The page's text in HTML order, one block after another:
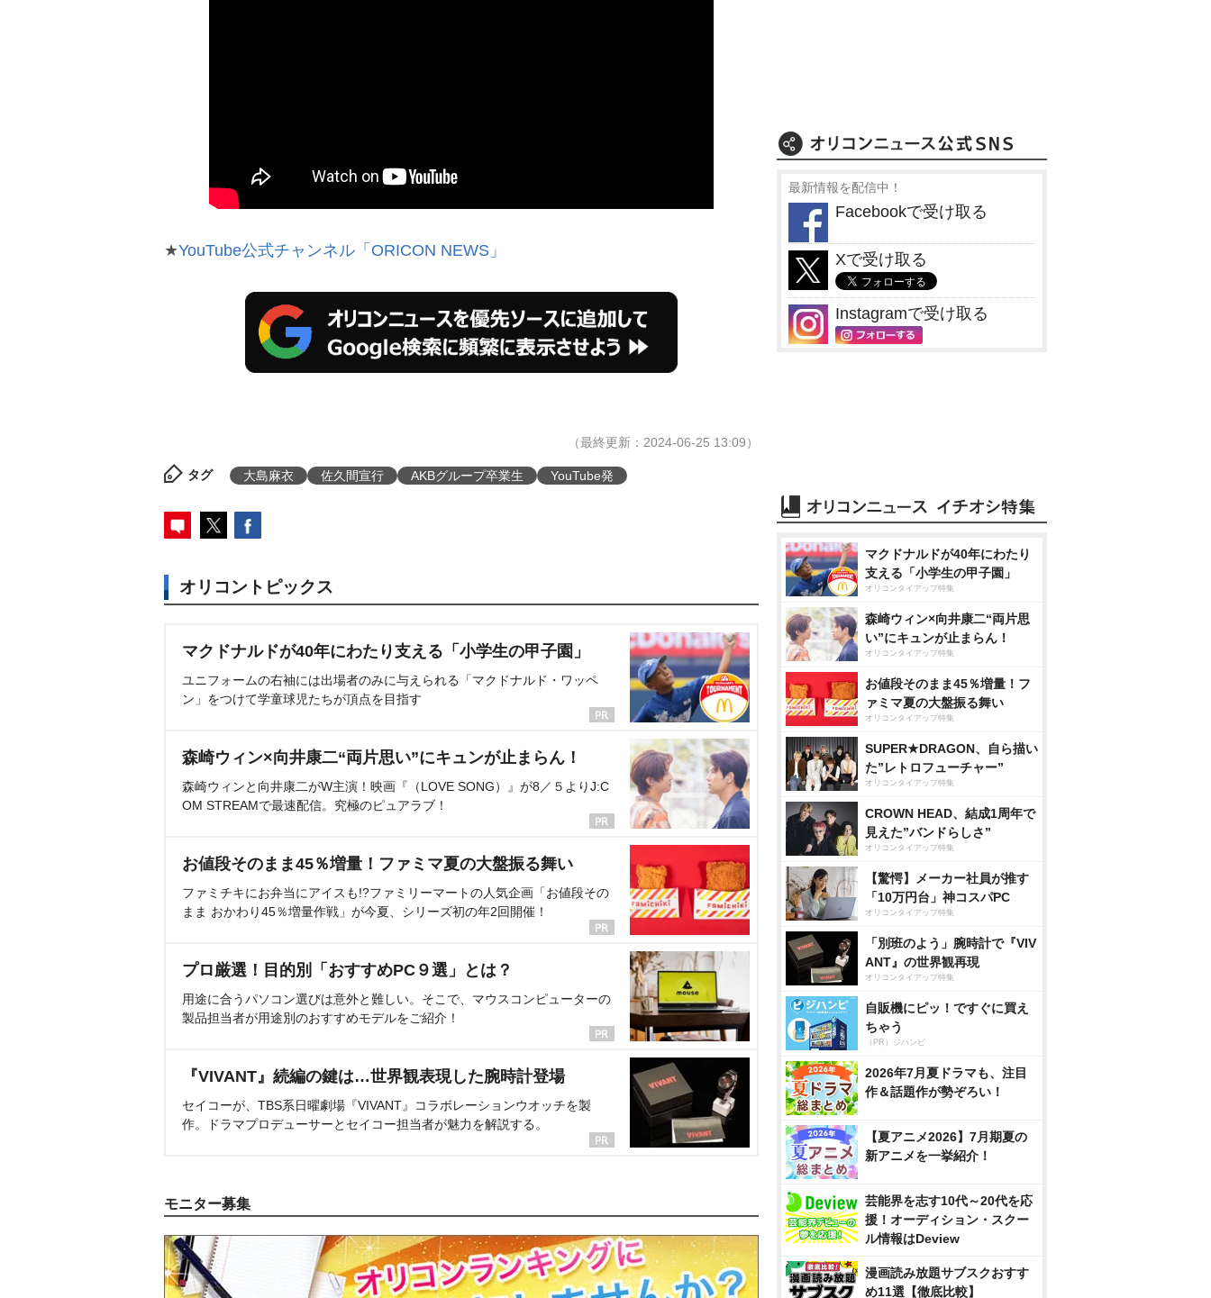
★YouTube公式チャンネル「ORICON NEWS」
（最終更新：2024-06-25 13:09）
タグ 大島麻衣 佐久間宣行 AKBグループ卒業生 YouTube発
オリコントピックス
マクドナルドが40年にわたり支える「小学生の甲子園」
ユニフォームの右袖には出場者のみに与えられる「マクドナルド・ワッペ
ン」をつけて学童球児たちが頂点を目指す
森崎ウィン×向井康二“両片思い”にキュンが止まらん！
森崎ウィンと向井康二がW主演！映画『（LOVE SONG）』が8／５よりJ:C
OM STREAMで最速配信。究極のピュアラブ！
お値段そのまま45％増量！ファミマ夏の大盤振る舞い
ファミチキにお弁当にアイスも!?ファミリーマートの人気企画「お値段その
まま おかわり45％増量作戦」が今夏、シリーズ初の年2回開催！
プロ厳選！目的別「おすすめPC９選」とは？
用途に合うパソコン選びは意外と難しい。そこで、マウスコンピューターの
製品担当者が用途別のおすすめモデルをご紹介！
『VIVANT』続編の鍵は…世界観表現した腕時計登場
セイコーが、TBS系日曜劇場『VIVANT』コラボレーションウオッチを製
作。ドラマプロデューサーとセイコー担当者が魅力を解説する。
モニター募集
最新情報を配信中！
Facebookで受け取る
Xで受け取る
Instagramで受け取る
マクドナルドが40年にわたり
支える「小学生の甲子園」
オリコンタイアップ特集
森崎ウィン×向井康二“両片思
い”にキュンが止まらん！
オリコンタイアップ特集
お値段そのまま45％増量！フ
ァミマ夏の大盤振る舞い
オリコンタイアップ特集
SUPER★DRAGON、自ら描い
た”レトロフューチャー”
オリコンタイアップ特集
CROWN HEAD、結成1周年で
見えた”バンドらしさ”
オリコンタイアップ特集
【驚愕】メーカー社員が推す
「10万円台」神コスパPC
オリコンタイアップ特集
「別班のよう」腕時計で『VIV
ANT』の世界観再現
オリコンタイアップ特集
自販機にピッ！ですぐに買え
ちゃう
（PR）ジハンピ
2026年7月夏ドラマも、注目
作＆話題作が勢ぞろい！
【夏アニメ2026】7月期夏の
新アニメを一挙紹介！
芸能界を志す10代～20代を応
援！オーディション・スクー
ル情報はDeview
漫画読み放題サブスクおすす
め11選【徹底比較】